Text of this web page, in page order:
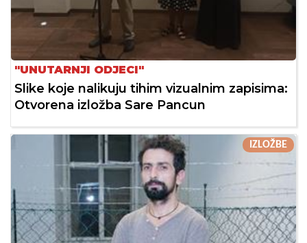
"UNUTARNJI ODJECI"
Slike koje nalikuju tihim vizualnim zapisima:
Otvorena izložba Sare Pancun
IZLOŽBE